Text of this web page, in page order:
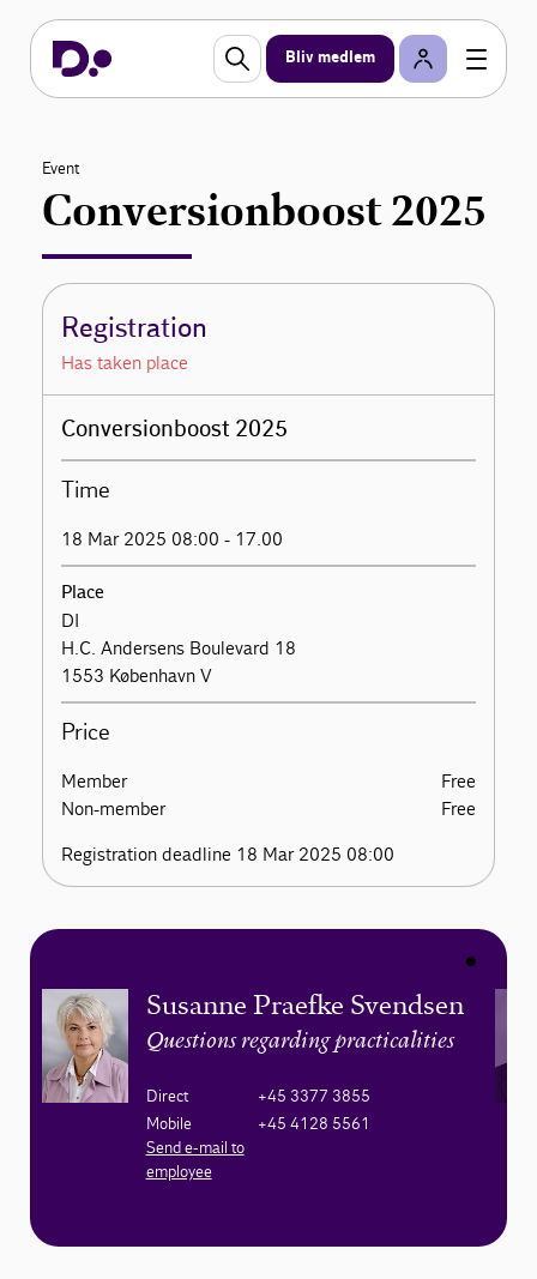
Bliv medlem
Event
Conversionboost 2025
Registration
Has taken place
Conversionboost 2025
Time
18 Mar 2025 08:00 - 17.00
Place
DI
H.C. Andersens Boulevard 18
1553 København V
Price
Member
Free
Non-member
Free
Registration deadline 18 Mar 2025 08:00
Susanne Praefke Svendsen
Questions regarding practicalities
Direct
+45 3377 3855
Mobile
+45 4128 5561
Send e-mail to
employee